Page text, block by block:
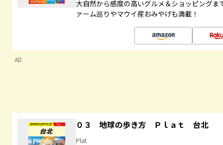
大自然から感度の高いグルメ＆ショッピング
ァーム巡りやマウイ産おみやげも満載！
AD
０３ 地球の歩き方 Ｐｌａｔ 台北
Plat